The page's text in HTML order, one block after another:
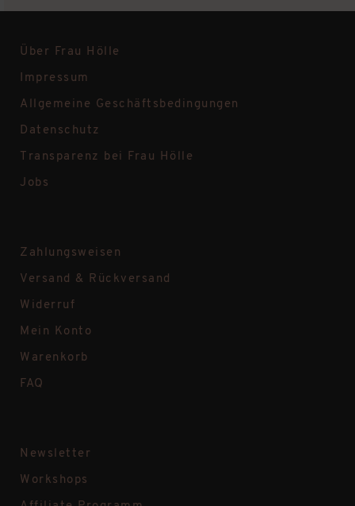
Über Frau Hölle
Impressum
Allgemeine Geschäftsbedingungen
Datenschutz
Transparenz bei Frau Hölle
Jobs
Zahlungsweisen
Versand & Rückversand
Widerruf
Mein Konto
Warenkorb
FAQ
Newsletter
Workshops